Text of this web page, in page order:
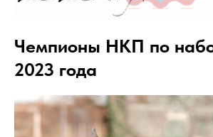
Чемпионы НКП по
2023 года